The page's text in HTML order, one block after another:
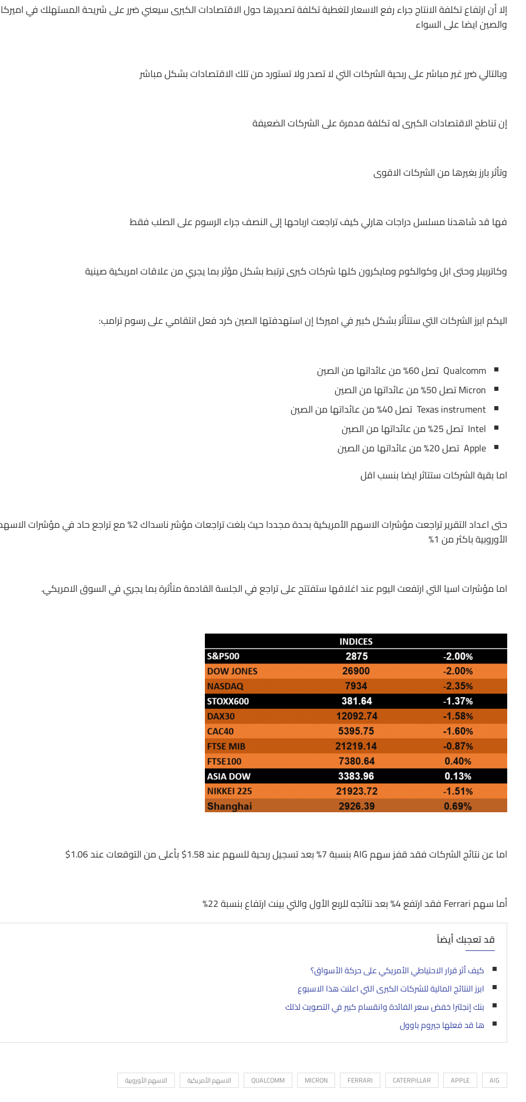
إلا أن ارتفاع تكلفة الانتاج جراء رفع الاسعار لتغطية تكلفة تصديرها حول الاقتصادات الكبرى سيعني ضرر على شريحة المستهلك في اميركا
والصين ايضا على السواء
وبالتالي ضرر غير مباشر على ربحية الشركات التي لا تصدر ولا تستورد من تلك الاقتصادات بشكل مباشر
إن تناطح الاقتصادات الكبرى له تكلفة مدمرة على الشركات الضعيفة
وتأثر بارز بغيرها من الشركات الاقوى
فها قد شاهدنا مسلسل دراجات هارلي كيف تراجعت ارباحها إلى النصف جراء الرسوم على الصلب فقط
وكاتربيلر وحتى ابل وكوالكوم ومايكرون كلها شركات كبرى ترتبط بشكل مؤثر بما يجري من علاقات امريكية صينية
اليكم ابرز الشركات التي ستتأثر بشكل كبير في اميركا إن استهدفتها الصين كرد فعل انتقامي على رسوم ترامب:
Qualcomm تصل 60% من عائداتها من الصين
Micron تصل 50% من عائداتها من الصين
Texas instrument تصل 40% من عائداتها من الصين
Intel تصل 25% من عائداتها من الصين
Apple تصل 20% من عائداتها من الصين
اما بقية الشركات ستتاثر ايضا بنسب اقل
حتى اعداد التقرير تراجعت مؤشرات الاسهم الأمريكية بحدة مجددا حيث بلغت تراجعات مؤشر ناسداك 2% مع تراجع حاد في مؤشرات
الأوروبية باكثر من 1%
اما مؤشرات اسيا التي ارتفعت اليوم عند اغلاقها ستفتتح على تراجع في الجلسة القادمة متأثرة بما يجري في السوق الامريكي.
اما عن نتائج الشركات فقد قفز سهم AIG بنسبة 7% بعد تسجيل ربحية للسهم عند 1.58$ بأعلى من التوقعات عند 1.06$
أما سهم Ferrari فقد ارتفع 4% بعد نتائجه للربع الأول والتي بينت ارتفاع بنسبة 22%
قد تعجبك أيضاً
كيف أثر قرار الاحتياطي الأمريكي على حركة الأسواق؟
ابرز النتائج المالية للشركات الكبرى التي اعلنت هذا الاسبوع
بنك إنجلترا خفض سعر الفائدة وانقسام كبير في التصويت لذلك
ها قد فعلها جيروم باوول
AIG
APPLE
CATERPILLAR
FERRARI
MICRON
QUALCOMM الاسهم الأمريكية الاسهم الأوروبية